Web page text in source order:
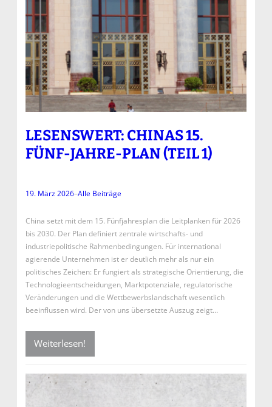
LESENSWERT: CHINAS 15.
FÜNF-JAHRE-PLAN (TEIL 1)
19. März 2026–Alle Beiträge
China setzt mit dem 15. Fünfjahresplan die Leitplanken für 2026
bis 2030. Der Plan definiert zentrale wirtschafts- und
industriepolitische Rahmenbedingungen. Für international
agierende Unternehmen ist er deutlich mehr als nur ein
politisches Zeichen: Er fungiert als strategische Orientierung, die
Technologieentscheidungen, Marktpotenziale, regulatorische
Veränderungen und die Wettbewerbslandschaft wesentlich
beeinflussen wird. Der von uns übersetzte Auszug zeigt…
Weiterlesen!